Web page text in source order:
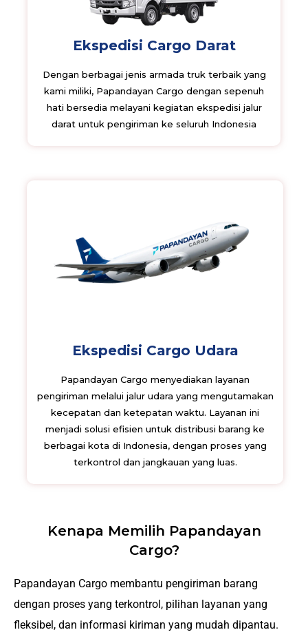
Ekspedisi Cargo Darat
Dengan berbagai jenis armada truk terbaik yang
kami miliki, Papandayan Cargo dengan sepenuh
hati bersedia melayani kegiatan ekspedisi jalur
darat untuk pengiriman ke seluruh Indonesia
Ekspedisi Cargo Udara
Papandayan Cargo menyediakan layanan
pengiriman melalui jalur udara yang mengutamakan
kecepatan dan ketepatan waktu. Layanan ini
menjadi solusi efisien untuk distribusi barang ke
berbagai kota di Indonesia, dengan proses yang
terkontrol dan jangkauan yang luas.
Kenapa Memilih Papandayan
Cargo?
Papandayan Cargo membantu pengiriman barang
dengan proses yang terkontrol, pilihan layanan yang
fleksibel, dan informasi kiriman yang mudah dipantau.